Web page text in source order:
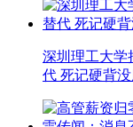
深圳理工大学
代 死记硬背没